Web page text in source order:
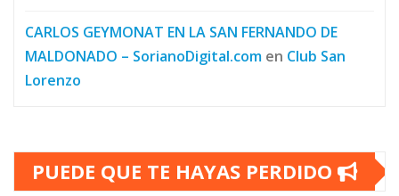
CARLOS GEYMONAT EN LA SAN FERNANDO DE
MALDONADO – SorianoDigital.com en Club San
Lorenzo
PUEDE QUE TE HAYAS PERDIDO